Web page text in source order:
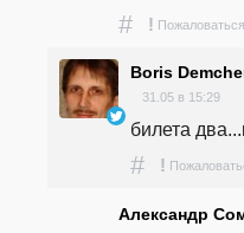
# ! Пожаловаться
Boris
31.05 в 15:29
билета
# !
Александр